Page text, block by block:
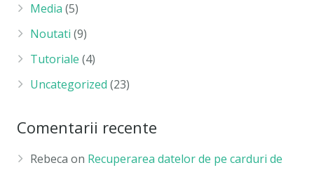
Media (5)
Noutati (9)
Tutoriale (4)
Uncategorized (23)
Comentarii recente
Rebeca on Recuperarea datelor de pe carduri de